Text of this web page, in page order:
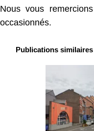
Nous vous
occasionnés.
Publications similaires